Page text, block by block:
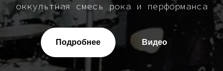
оккультная смесь рока и перформанса
Подробнее Видео